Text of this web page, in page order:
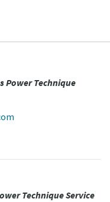
Power Technique
Technique Service